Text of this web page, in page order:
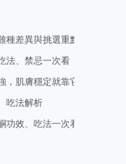
差異與挑選重點
法、禁忌一次看
肌膚穩定就靠它！
吃法解析
效、吃法一次看